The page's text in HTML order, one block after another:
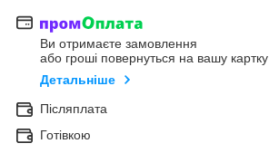
Ви отримаєте замовлення
або гроші повернуться на вашу картку
Детальніше
Післяплата
Готівкою